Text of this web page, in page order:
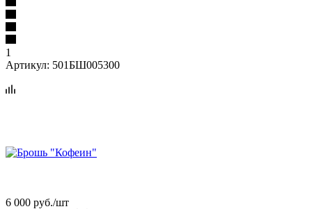
1
Артикул: 501БШ005300
6 000 руб./шт